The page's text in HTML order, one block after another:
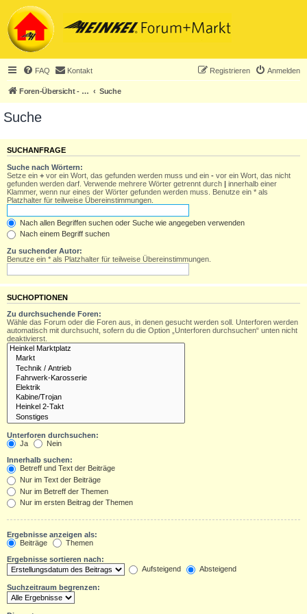
FAQ Kontakt Anmelden
Registrieren
Foren-Übersicht - ACHTUNG! Neuregistrierung nur noch für Heinkel-Club-Mitglieder! Suche
Suche
SUCHANFRAGE
Suche nach Wörtern:
Setze ein + vor ein Wort, das gefunden werden muss und ein - vor ein Wort, das nicht
gefunden werden darf. Verwende mehrere Wörter getrennt durch | innerhalb einer
Klammer, wenn nur eines der Wörter gefunden werden muss. Benutze ein * als
Platzhalter für teilweise Übereinstimmungen.
Nach allen Begriffen suchen oder Suche wie angegeben verwenden
Nach einem Begriff suchen
Zu suchender Autor:
Benutze ein * als Platzhalter für teilweise Übereinstimmungen.
SUCHOPTIONEN
Zu durchsuchende Foren:
Wähle das Forum oder die Foren aus, in denen gesucht werden soll. Unterforen werden
automatisch mit durchsucht, sofern du die Option „Unterforen durchsuchen“ unten nicht
deaktivierst.
Unterforen durchsuchen:
Ja
Nein
Innerhalb suchen:
Betreff und Text der Beiträge
Nur im Text der Beiträge
Nur im Betreff der Themen
Nur im ersten Beitrag der Themen
Ergebnisse anzeigen als:
Beiträge
Themen
Ergebnisse sortieren nach:
Aufsteigend
Absteigend
Suchzeitraum begrenzen: